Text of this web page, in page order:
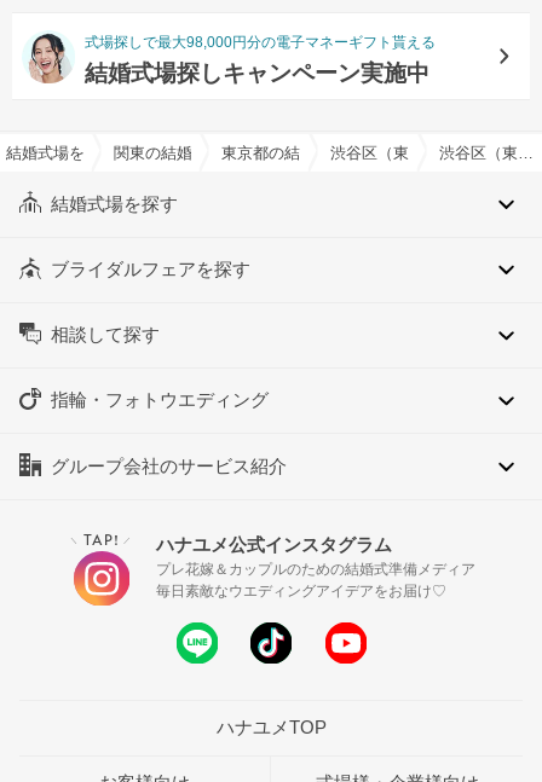
式場探しで最大98,000円分の電子マネーギフト貰える
結婚式場探しキャンペーン実施中
結婚式場を探すならハナユメ
関東の結婚式場東京都の結婚式場渋谷区（東京都）の結婚式場
渋谷区（東京都）の教会式(キリスト教式)でおすすめの結婚式場・挙式会場一覧
結婚式場を探す
ブライダルフェアを探す
相談して探す
指輪・フォトウエディング
グループ会社のサービス紹介
＼ TAP! ／ ハナユメ公式インスタグラム
プレ花嫁＆カップルのための結婚式準備メディア
毎日素敵なウエディングアイデアをお届け♡
ハナユメTOP